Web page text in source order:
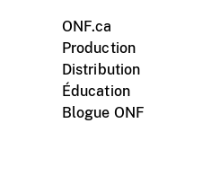
ONF.ca
Production
Distribution
Éducation
Blogue ONF